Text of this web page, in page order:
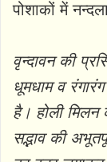
पोशाकों में
वृन्दावन की
धूमधाम व
है। होली
सद्भाव की